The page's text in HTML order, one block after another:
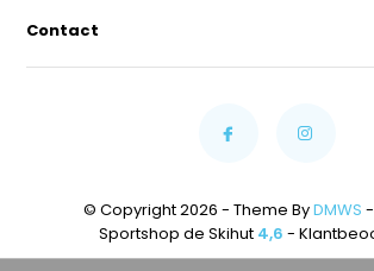
Contact
© Copyright 2026 - Theme ByDMWS -
Sportshop de Skihut 4,6 -